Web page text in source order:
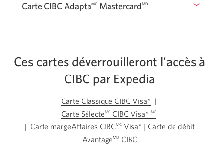
Carte CIBC AdaptaMC MastercardMD
Ces cartes déverrouilleront l'accès à
CIBC par Expedia
Carte Classique CIBC Visa* |
Carte SélecteMCCIBC Visa* MC
| Carte margeAffaires CIBCMC Visa* | Carte de débit
AvantageMD CIBC